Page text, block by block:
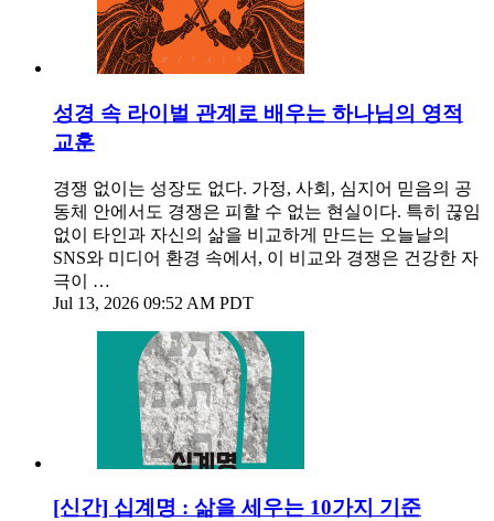
성경 속 라이벌 관계로 배우는 하나님의 영적
교훈
경쟁 없이는 성장도 없다. 가정, 사회, 심지어 믿음의 공
동체 안에서도 경쟁은 피할 수 없는 현실이다. 특히 끊임
없이 타인과 자신의 삶을 비교하게 만드는 오늘날의
SNS와 미디어 환경 속에서, 이 비교와 경쟁은 건강한 자
극이 …
Jul 13, 2026 09:52 AM PDT
[신간] 십계명 : 삶을 세우는 10가지 기준